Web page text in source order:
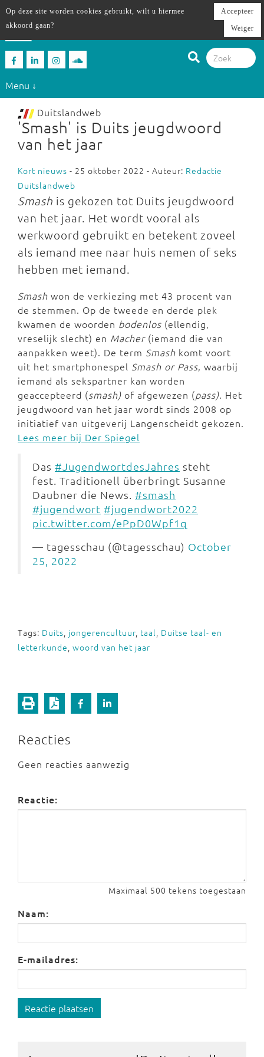
Menu ↓
Duitslandweb
'Smash' is Duits jeugdwoord
van het jaar
Kort nieuws - 25 oktober 2022 - Auteur: Redactie
Duitslandweb
Smash is gekozen tot Duits jeugdwoord
van het jaar. Het wordt vooral als
werkwoord gebruikt en betekent zoveel
als iemand mee naar huis nemen of seks
hebben met iemand.
Smash won de verkiezing met 43 procent van
de stemmen. Op de tweede en derde plek
kwamen de woorden bodenlos (ellendig,
vreselijk slecht) en Macher(iemand die van
aanpakken weet). De term Smash komt voort
uit het smartphonespel Smash or Pass, waarbij
iemand als sekspartner kan worden
geaccepteerd (smash) of afgewezen (pass). Het
jeugdwoord van het jaar wordt sinds 2008 op
initiatief van uitgeverij Langenscheidt gekozen.
Lees meer bij Der Spiegel
Das #JugendwortdesJahres steht
fest. Traditionell überbringt Susanne
Daubner die News. #smash
#jugendwort #jugendwort2022
pic.twitter.com/ePpD0Wpf1q
— tagesschau (@tagesschau) October
25, 2022
Tags: Duits, jongerencultuur, taal, Duitse taal- en
letterkunde, woord van het jaar
Reacties
Geen reacties aanwezig
Reactie:
Maximaal 500 tekens toegestaan
Naam:
E-mailadres:
Reactie plaatsen
Op deze site worden cookies gebruikt, wilt u hiermee
akkoord gaan?
Accepteer
Weiger